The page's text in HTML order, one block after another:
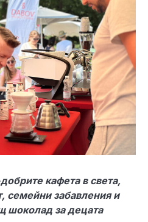
кафета в света,
семейни забавления и
шоколад за децата